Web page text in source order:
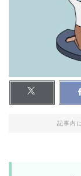
記事内